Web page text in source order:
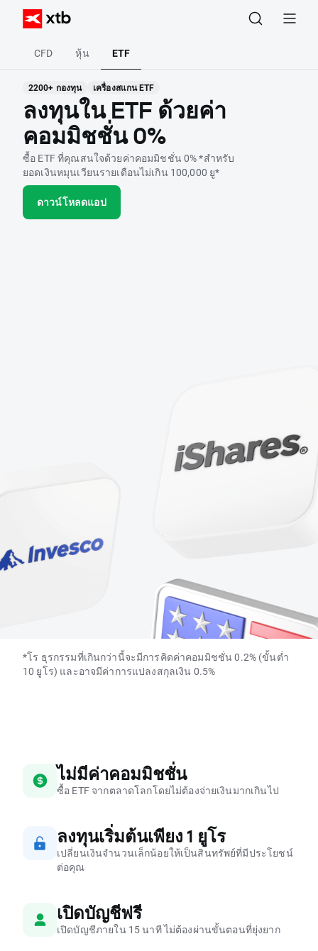
CFD หุ้น ETF
2200+ กองทุน เครื่องสแกน ETF
ลงทุนใน ETF ด้วยค่า
คอมมิชชั่น 0%
ซื้อ ETF ที่คุณสนใจด้วยค่าคอมมิชชั่น 0% *สำหรับ
ยอดเงินหมุนเวียนรายเดือนไม่เกิน 100,000 ยู*
ดาวน์โหลดแอป
*โร ธุรกรรมที่เกินกว่านี้จะมีการคิดค่าคอมมิชชั่น 0.2% (ขั้นต่ำ
10 ยูโร) และอาจมีค่าการแปลงสกุลเงิน 0.5%
ไม่มีค่าคอมมิชชั่น
ซื้อ ETF จากตลาดโลกโดยไม่ต้องจ่ายเงินมากเกินไป
ลงทุนเริ่มต้นเพียง 1 ยูโร
เปลี่ยนเงินจำนวนเล็กน้อยให้เป็นสินทรัพย์ที่มีประโยชน์
ต่อคุณ
เปิดบัญชีฟรี
เปิดบัญชีภายใน 15 นาที ไม่ต้องผ่านขั้นตอนที่ยุ่งยาก